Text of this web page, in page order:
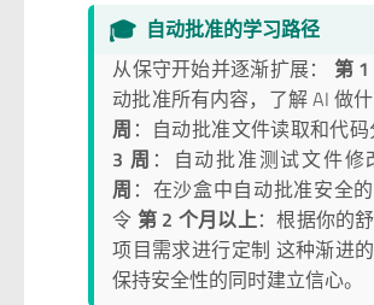
🎓 自动批准的学习路径
从保守开始并逐渐扩展： 第
动批准所有内容，了解 AI 做
周 ：自动批准文件读取和代
3 周 ：自动批准测试文件修
周 ：在沙盒中自动批准安全
令 第 2 个月以上：根据你的
项目需求进行定制 这种渐进
保持安全性的同时建立信心。